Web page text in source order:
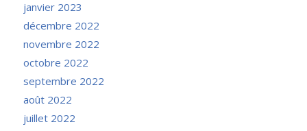
janvier 2023
décembre 2022
novembre 2022
octobre 2022
septembre 2022
août 2022
juillet 2022